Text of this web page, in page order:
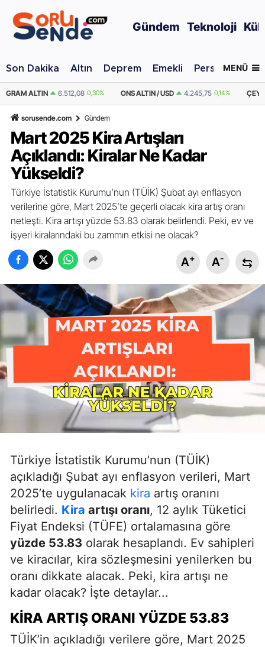
Gündem Teknoloji
Son Dakika Altın Deprem Emekli Personel Alımı
MENÜ
ONS ALTIN / USD 4.245,75 0,14% ÇEYREK ALTIN 10.647,25 0,30%
sorusende.com Gündem
Mart 2025 Kira Artışları
Açıklandı: Kiralar Ne Kadar
Yükseldi?
Türkiye İstatistik Kurumu’nun (TÜİK) Şubat ayı enflasyon
verilerine göre, Mart 2025’te geçerli olacak kira artış oranı
netleşti. Kira artışı yüzde 53.83 olarak belirlendi. Peki, ev ve
işyeri kiralarındaki bu zammın etkisi ne olacak?
A+ A-
Türkiye İstatistik Kurumu’nun (TÜİK)
açıkladığı Şubat ayı enflasyon verileri, Mart
2025’te uygulanacak kira artış oranını
belirledi. Kira artışı oranı, 12 aylık Tüketici
Fiyat Endeksi (TÜFE) ortalamasına göre
yüzde 53.83 olarak hesaplandı. Ev sahipleri
ve kiracılar, kira sözleşmesini yenilerken bu
oranı dikkate alacak. Peki, kira artışı ne
kadar olacak? İşte detaylar...
KIRA ARTIŞ ORANI YÜZDE 53.83
TÜİK’in açıkladığı verilere göre, Mart 2025